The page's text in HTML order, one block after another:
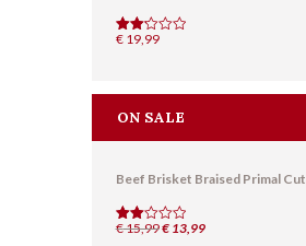
Valut
5
€19,99
ON SALE
Beef Brisket Braised Primal Cut
Valut
€15,99Il
€13,99Il